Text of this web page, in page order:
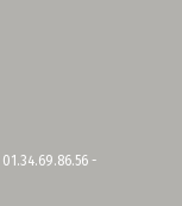
01.34.69.86.56 -